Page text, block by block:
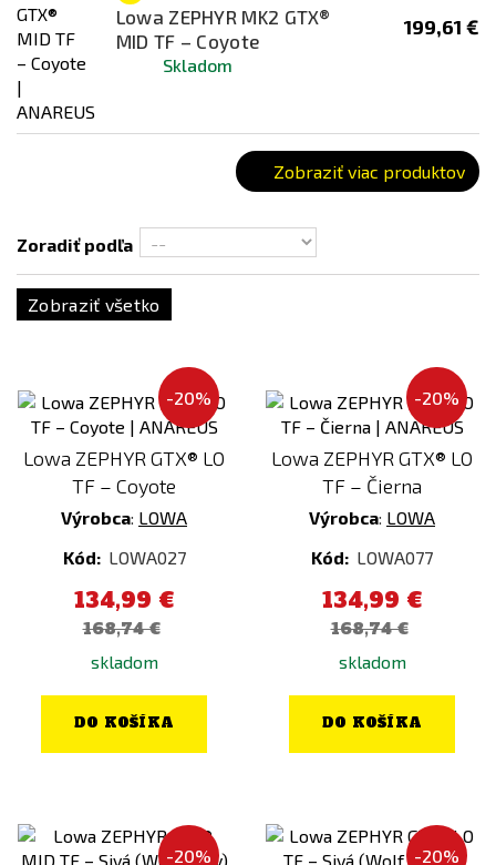
Lowa ZEPHYR MK2 GTX®
MID TF – Coyote
Skladom
199,61 €
Zobraziť viac produktov
Zoradiť podľa
Zobraziť všetko
-20%
Lowa ZEPHYR GTX® LO
TF – Coyote
Výrobca: LOWA
Kód: LOWA027
134,99 €
168,74 €
skladom
DO KOŠÍKA
-20%
Lowa ZEPHYR GTX® LO
TF – Čierna
Výrobca: LOWA
Kód: LOWA077
134,99 €
168,74 €
skladom
DO KOŠÍKA
-20% -20%